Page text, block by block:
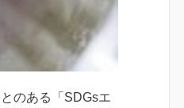
のある「SDGsエ